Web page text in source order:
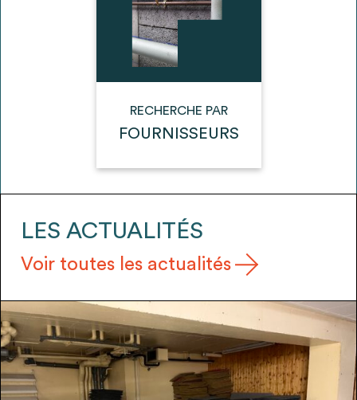
* Attention, l’ajout des matériaux à sa liste et son envoi ne
vaut aucunement réservation.
RECHERCHE PAR
FOURNISSEURS
LES ACTUALITÉS
Voir toutes les actualités